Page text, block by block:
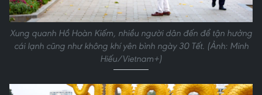
Xung quanh Hồ Hoàn Kiếm, nhiều người dân đến để tận hưởng
cái lạnh cũng như không khí yên bình ngày 30 Tết. (Ảnh: Minh
Hiếu/Vietnam+)